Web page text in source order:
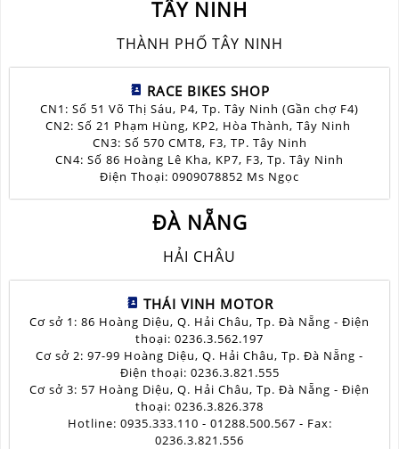
TÂY NINH
THÀNH PHỐ TÂY NINH
RACE BIKES SHOP
CN1: Số 51 Võ Thị Sáu, P4, Tp. Tây Ninh (Gần chợ F4)
CN2: Số 21 Phạm Hùng, KP2, Hòa Thành, Tây Ninh
CN3: Số 570 CMT8, F3, TP. Tây Ninh
CN4: Số 86 Hoàng Lê Kha, KP7, F3, Tp. Tây Ninh
Điện Thoại: 0909078852 Ms Ngọc
ĐÀ NẴNG
HẢI CHÂU
THÁI VINH MOTOR
Cơ sở 1: 86 Hoàng Diệu, Q. Hải Châu, Tp. Đà Nẵng - Điện
thoại: 0236.3.562.197
Cơ sở 2: 97-99 Hoàng Diệu, Q. Hải Châu, Tp. Đà Nẵng -
Điện thoại: 0236.3.821.555
Cơ sở 3: 57 Hoàng Diệu, Q. Hải Châu, Tp. Đà Nẵng - Điện
thoại: 0236.3.826.378
Hotline: 0935.333.110 - 01288.500.567 - Fax:
0236.3.821.556